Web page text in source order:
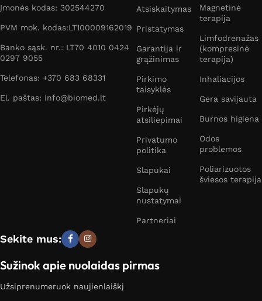
Įmonės kodas: 302544270
PVM mok. kodas:LT100009162019
Banko sąsk. nr.: LT70 4010 0424
0297 9055
Telefonas: +370 683 68331
El. paštas: info@biomed.lt
Atsiskaitymas
Pristatymas
Garantija ir
grąžinimas
Pirkimo
taisyklės
Pirkėjų
atsiliepimai
Privatumo
politika
Slapukai
Slapukų
nustatymai
Partneriai
Magnetinė
terapija
Limfodrenažas
(kompresinė
terapija)
Inhaliacijos
Gera savijauta
Burnos higiena
Odos
problemos
Poliarizuotos
šviesos terapija
Sekite mus:
Sužinok apie nuolaidas pirmas
Užsiprenumeruok naujienlaiškį